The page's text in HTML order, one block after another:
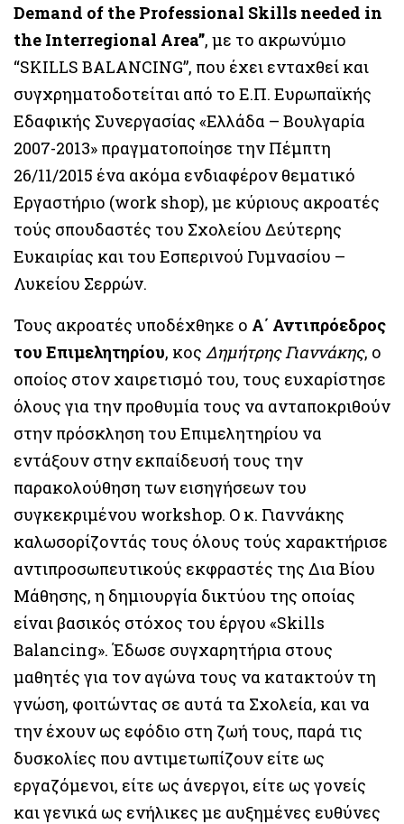
Demand of the Professional Skills needed in
the Interregional Area”, με το ακρωνύμιο
“SKILLS BALANCING”, που έχει ενταχθεί και
συγχρηματοδοτείται από το Ε.Π. Ευρωπαϊκής
Εδαφικής Συνεργασίας «Ελλάδα – Βουλγαρία
2007-2013» πραγματοποίησε την Πέμπτη
26/11/2015 ένα ακόμα ενδιαφέρον θεματικό
Εργαστήριο (work shop), με κύριους ακροατές
τούς σπουδαστές του Σχολείου Δεύτερης
Ευκαιρίας και του Εσπερινού Γυμνασίου –
Λυκείου Σερρών.
Τους ακροατές υποδέχθηκε ο Α΄ Αντιπρόεδρος
του Επιμελητηρίου, κος Δημήτρης Γιαννάκης, ο
οποίος στον χαιρετισμό του, τους ευχαρίστησε
όλους για την προθυμία τους να ανταποκριθούν
στην πρόσκληση του Επιμελητηρίου να
εντάξουν στην εκπαίδευσή τους την
παρακολούθηση των εισηγήσεων του
συγκεκριμένου workshop. Ο κ. Γιαννάκης
καλωσορίζοντάς τους όλους τούς χαρακτήρισε
αντιπροσωπευτικούς εκφραστές της Δια Βίου
Μάθησης, η δημιουργία δικτύου της οποίας
είναι βασικός στόχος του έργου «Skills
Balancing». Έδωσε συγχαρητήρια στους
μαθητές για τον αγώνα τους να κατακτούν τη
γνώση, φοιτώντας σε αυτά τα Σχολεία, και να
την έχουν ως εφόδιο στη ζωή τους, παρά τις
δυσκολίες που αντιμετωπίζουν είτε ως
εργαζόμενοι, είτε ως άνεργοι, είτε ως γονείς
και γενικά ως ενήλικες με αυξημένες ευθύνες